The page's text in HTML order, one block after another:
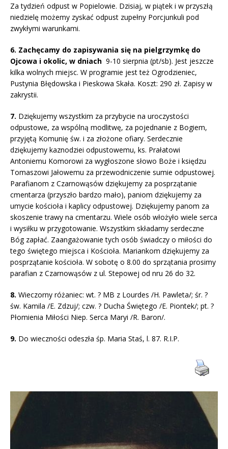
Za tydzień odpust w Popielowie. Dzisiaj, w piątek i w przyszłą
niedzielę możemy zyskać odpust zupełny Porcjunkuli pod
zwykłymi warunkami.
6. Zachęcamy do zapisywania się na pielgrzymkę do
Ojcowa i okolic, w dniach 9-10 sierpnia (pt/sb). Jest jeszcze
kilka wolnych miejsc. W programie jest też Ogrodzieniec,
Pustynia Błędowska i Pieskowa Skała. Koszt: 290 zł. Zapisy w
zakrystii.
7. Dziękujemy wszystkim za przybycie na uroczystości
odpustowe, za wspólną modlitwę, za pojednanie z Bogiem,
przyjętą Komunię św. i za złożone ofiary. Serdecznie
dziękujemy kaznodziei odpustowemu, ks. Prałatowi
Antoniemu Komorowi za wygłoszone słowo Boże i księdzu
Tomaszowi Jałowemu za przewodniczenie sumie odpustowej.
Parafianom z Czarnowąsów dziękujemy za posprzątanie
cmentarza (przyszło bardzo mało), paniom dziękujemy za
umycie kościoła i kaplicy odpustowej. Dziękujemy panom za
skoszenie trawy na cmentarzu. Wiele osób włożyło wiele serca
i wysiłku w przygotowanie. Wszystkim składamy serdeczne
Bóg zapłać. Zaangażowanie tych osób świadczy o miłości do
tego świętego miejsca i Kościoła. Mariankom dziękujemy za
posprzątanie kościoła. W sobotę o 8.00 do sprzątania prosimy
parafian z Czarnowąsów z ul. Stepowej od nru 26 do 32.
8. Wieczorny różaniec: wt. ? MB z Lourdes /H. Pawleta/; śr. ?
św. Kamila /E. Zdzuj/; czw. ? Ducha Świętego /E. Piontek/; pt. ?
Płomienia Miłości Niep. Serca Maryi /R. Baron/.
9. Do wieczności odeszła śp. Maria Staś, l. 87. R.I.P.